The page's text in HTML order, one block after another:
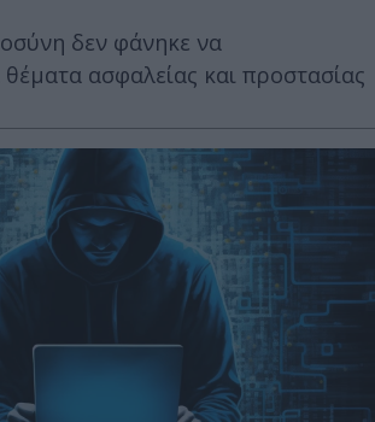
δεν φάνηκε να
θέματα ασφαλείας και προστασίας